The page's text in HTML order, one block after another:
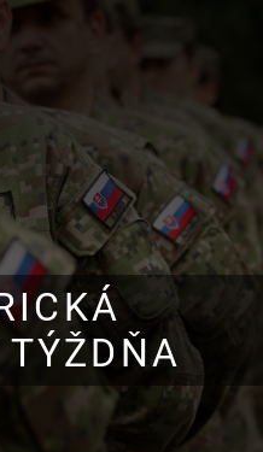
TÝŽDŇA